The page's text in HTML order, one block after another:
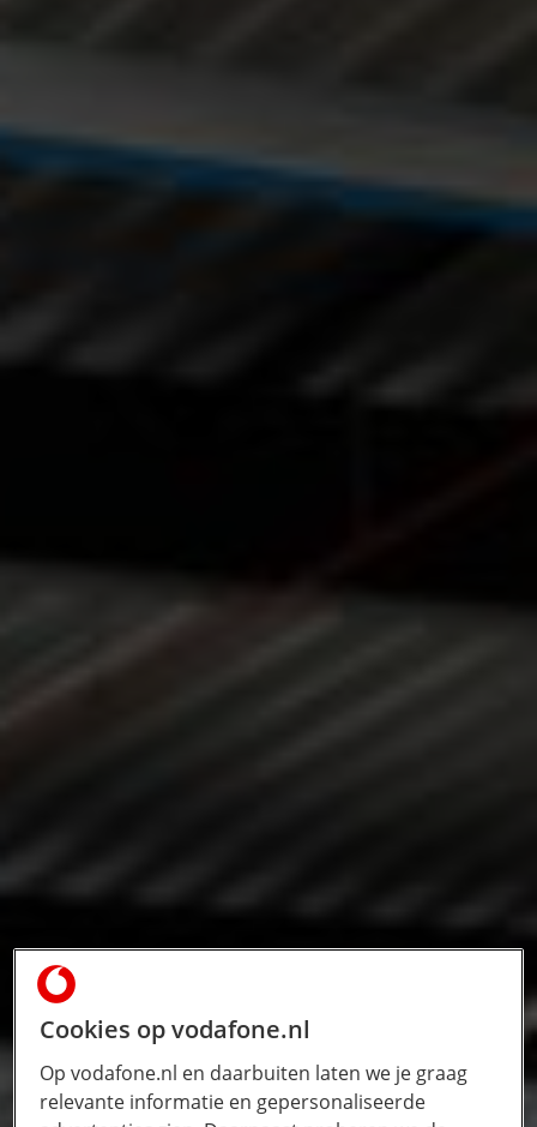
Cookies op vodafone.nl
Op vodafone.nl en daarbuiten laten we je graag
relevante informatie en gepersonaliseerde